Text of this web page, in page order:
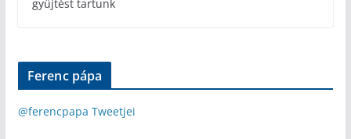
gyűjtést tartunk
Ferenc pápa
@ferencpapa Tweetjei